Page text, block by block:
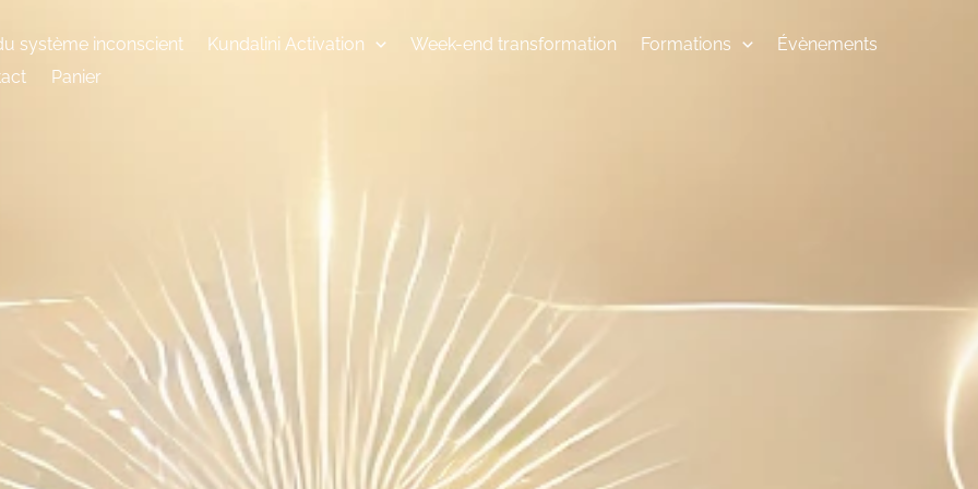
système inconscient Kundalini Activation Week-end transformation Formations
Évènements
Panier